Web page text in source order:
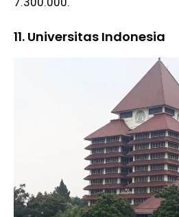
11. Universitas Indonesia